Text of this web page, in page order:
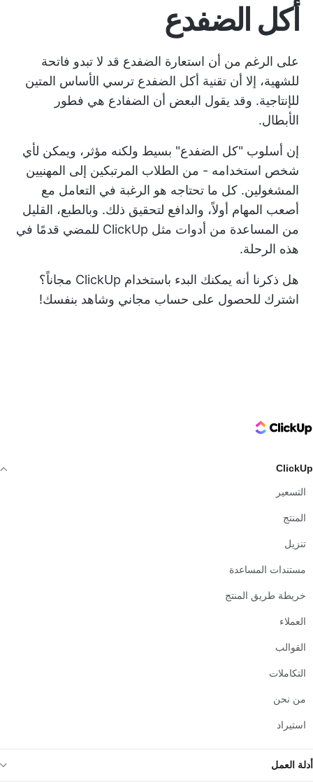
أكل الضفدع
على الرغم من أن استعارة الضفدع قد لا تبدو فاتحة
للشهية، إلا أن تقنية أكل الضفدع ترسي الأساس المتين
للإنتاجية. وقد يقول البعض أن الضفادع هي فطور
الأبطال.
إن أسلوب "كل الضفدع" بسيط ولكنه مؤثر، ويمكن لأي
شخص استخدامه - من الطلاب المرتبكين إلى المهنيين
المشغولين. كل ما تحتاجه هو الرغبة في التعامل مع
أصعب المهام أولاً، والدافع لتحقيق ذلك. وبالطبع، القليل
من المساعدة من أدوات مثل ClickUp للمضي قدمًا في
هذه الرحلة.
هل ذكرنا أنه يمكنك البدء باستخدام ClickUp مجاناً؟
اشترك للحصول على حساب مجاني وشاهد بنفسك!
ClickUp Logo
ClickUp
التسعير
المنتج
تنزيل
مستندات المساعدة
خريطة طريق المنتج
العملاء
القوالب
التكاملات
من نحن
استيراد
أدلة العمل